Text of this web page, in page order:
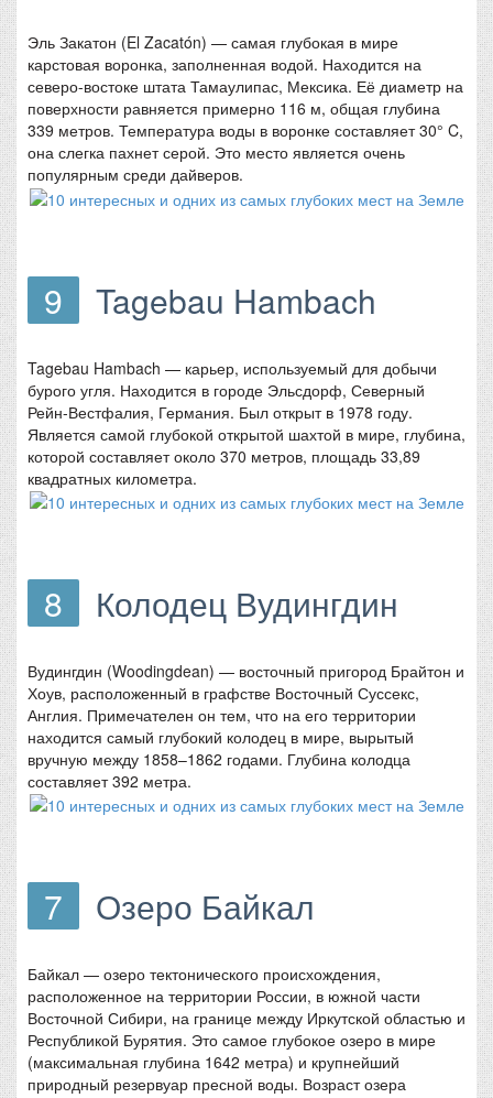
Эль Закатон (El Zacatón) — самая глубокая в мире
карстовая воронка, заполненная водой. Находится на
северо-востоке штата Тамаулипас, Мексика. Её диаметр на
поверхности равняется примерно 116 м, общая глубина
339 метров. Температура воды в воронке составляет 30° C,
она слегка пахнет серой. Это место является очень
популярным среди дайверов.
9 Tagebau Hambach
Tagebau Hambach — карьер, используемый для добычи
бурого угля. Находится в городе Эльсдорф, Северный
Рейн-Вестфалия, Германия. Был открыт в 1978 году.
Является самой глубокой открытой шахтой в мире, глубина,
которой составляет около 370 метров, площадь 33,89
квадратных километра.
8 Колодец Вудингдин
Вудингдин (Woodingdean) — восточный пригород Брайтон и
Хоув, расположенный в графстве Восточный Суссекс,
Англия. Примечателен он тем, что на его территории
находится самый глубокий колодец в мире, вырытый
вручную между 1858–1862 годами. Глубина колодца
составляет 392 метра.
7 Озеро Байкал
Байкал — озеро тектонического происхождения,
расположенное на территории России, в южной части
Восточной Сибири, на границе между Иркутской областью и
Республикой Бурятия. Это самое глубокое озеро в мире
(максимальная глубина 1642 метра) и крупнейший
природный резервуар пресной воды. Возраст озера